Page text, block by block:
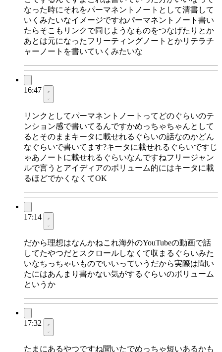
なった時にそれをパーマネントノートとして清書して
いくみたいなイメージですねパーマネントノート書い
たらそこもリンクで同じようなものをつなげたりとか
あとは元になったフリーティングノートとかリテラチ
ャーノートを書いていくみたいな
16:47
リンクとしてパーマネントノートってどのぐらいのテ
ンション感で書いてるんですかめっちゃちゃんとして
るとそのままキータに載せれるぐらいの話なのかどん
なぐらいで書いてます?キータに載せれるぐらいですじ
ゃあノートに載せれるぐらいなんですねフリージャン
ルで言うとアイディアのボリューム的にはキータに載
るほどでかくなくてOK
17:14
だから理想はなんかねこれ海外のYouTubeの動画で話
してたやつだとスクロールしなくて収まるぐらいみた
いなちっちゃいものでいいっていうだから実際は聞い
たにはあんまり書かない気がするぐらいのボリューム
というか
17:32
たまにあるやつですね聞いたでめっちゃ短いあるかも